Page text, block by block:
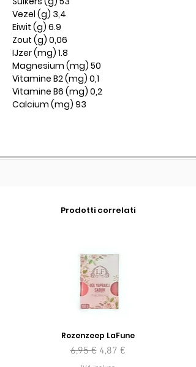
Vezel (g) 3,4
Eiwit (g) 6.9
Zout (g) 0,06
IJzer (mg) 1.8
Magnesium (mg) 50
Vitamine B2 (mg) 0,1
Vitamine B6 (mg) 0,2
Calcium (mg) 93
Prodotti correlati
Rozenzeep LaFune
Prezzo regolare
6,95 € Prezzo scontato
4,87 €